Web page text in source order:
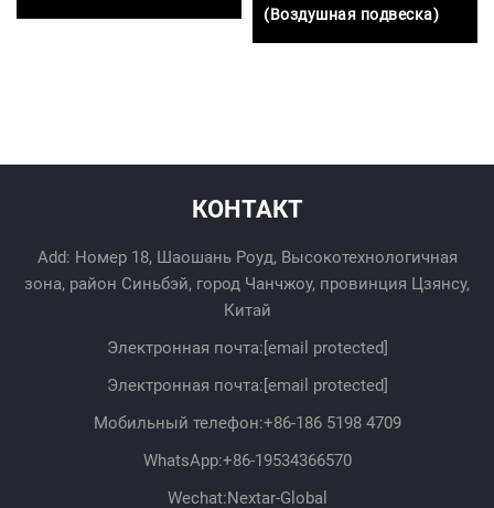
(Воздушная подвеска)
КОНТАКТ
Add: Номер 18, Шаошань Роуд, Высокотехнологичная
зона, район Синьбэй, город Чанчжоу, провинция Цзянсу,
Китай
Электронная почта:[email protected]
Электронная почта:[email protected]
Мобильный телефон:+86-186 5198 4709
WhatsApp:+86-19534366570
Wechat:Nextar-Global